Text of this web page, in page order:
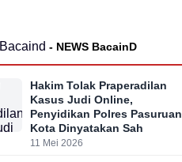
- NEWS BacainD
Hakim Tolak Praperadilan
Kasus Judi Online,
Penyidikan Polres Pasuruan
Kota Dinyatakan Sah
11 Mei 2026